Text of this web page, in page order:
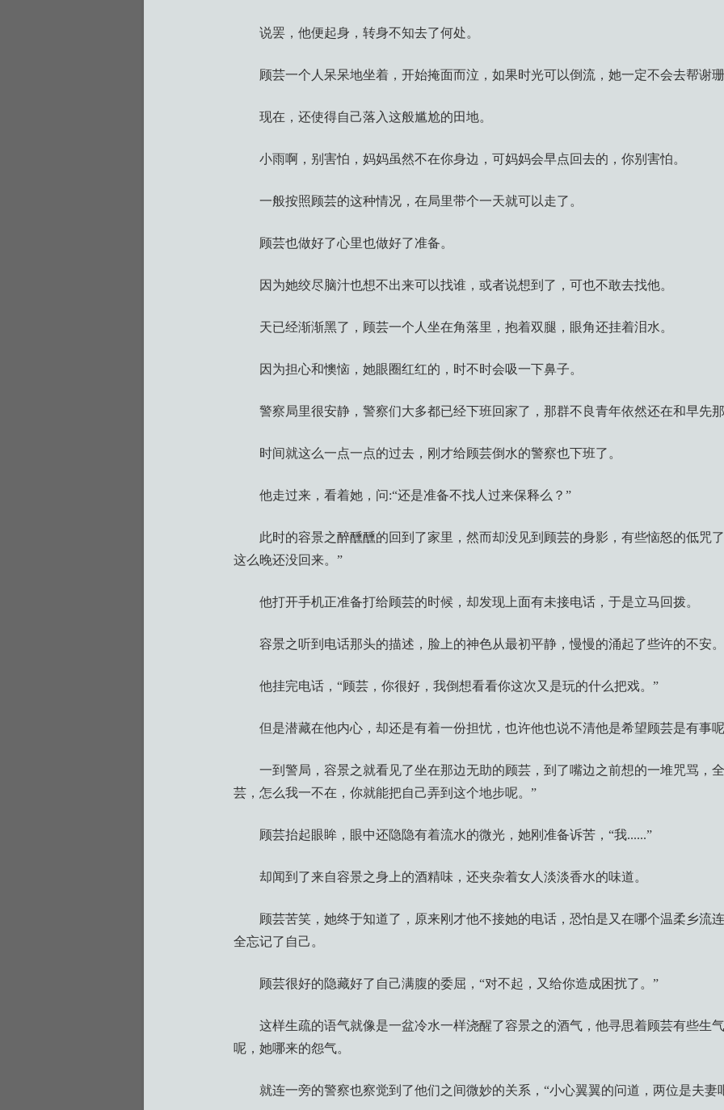
说罢，他便起身，转身不知去了何处。
顾芸一个人呆呆地坐着，开始掩面而泣，如果时光可以倒流，她一定不会去帮谢
现在，还使得自己落入这般尴尬的田地。
小雨啊，别害怕，妈妈虽然不在你身边，可妈妈会早点回去的，你别害怕。
一般按照顾芸的这种情况，在局里带个一天就可以走了。
顾芸也做好了心里也做好了准备。
因为她绞尽脑汁也想不出来可以找谁，或者说想到了，可也不敢去找他。
天已经渐渐黑了，顾芸一个人坐在角落里，抱着双腿，眼角还挂着泪水。
因为担心和懊恼，她眼圈红红的，时不时会吸一下鼻子。
警察局里很安静，警察们大多都已经下班回家了，那群不良青年依然还在和早先
时间就这么一点一点的过去，刚才给顾芸倒水的警察也下班了。
他走过来，看着她，问:“还是准备不找人过来保释么？”
此时的容景之醉醺醺的回到了家里，然而却没见到顾芸的身影，有些恼怒的低咒
这么晚还没回来。”
他打开手机正准备打给顾芸的时候，却发现上面有未接电话，于是立马回拨。
容景之听到电话那头的描述，脸上的神色从最初平静，慢慢的涌起了些许的不安。
他挂完电话，“顾芸，你很好，我倒想看看你这次又是玩的什么把戏。”
但是潜藏在他内心，却还是有着一份担忧，也许他也说不清他是希望顾芸是有事
一到警局，容景之就看见了坐在那边无助的顾芸，到了嘴边之前想的一堆咒骂，
芸，怎么我一不在，你就能把自己弄到这个地步呢。”
顾芸抬起眼眸，眼中还隐隐有着流水的微光，她刚准备诉苦，“我......”
却闻到了来自容景之身上的酒精味，还夹杂着女人淡淡香水的味道。
顾芸苦笑，她终于知道了，原来刚才他不接她的电话，恐怕是又在哪个温柔乡流
全忘记了自己。
顾芸很好的隐藏好了自己满腹的委屈，“对不起，又给你造成困扰了。”
这样生疏的语气就像是一盆冷水一样浇醒了容景之的酒气，他寻思着顾芸有些生
呢，她哪来的怨气。
就连一旁的警察也察觉到了他们之间微妙的关系，“小心翼翼的问道，两位是夫妻